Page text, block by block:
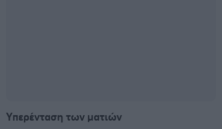
Υπερένταση των ματιών